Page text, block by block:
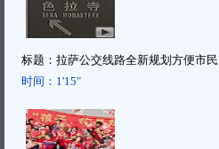
标题： 拉萨公交线路全新规划方便市民
时间： 1'15"